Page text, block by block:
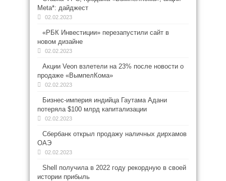
Meta*: дайджест
02.02.2023
«РБК Инвестиции» перезапустили сайт в
новом дизайне
02.02.2023
Акции Veon взлетели на 23% после новости о
продаже «ВымпелКома»
02.02.2023
Бизнес-империя индийца Гаутама Адани
потеряла $100 млрд капитализации
02.02.2023
Сбербанк открыл продажу наличных дирхамов
ОАЭ
02.02.2023
Shell получила в 2022 году рекордную в своей
истории прибыль